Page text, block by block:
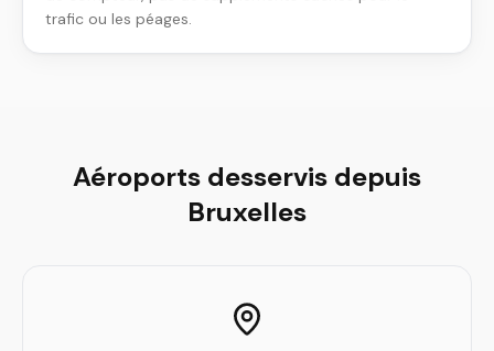
trafic ou les péages.
Aéroports desservis depuis
Bruxelles